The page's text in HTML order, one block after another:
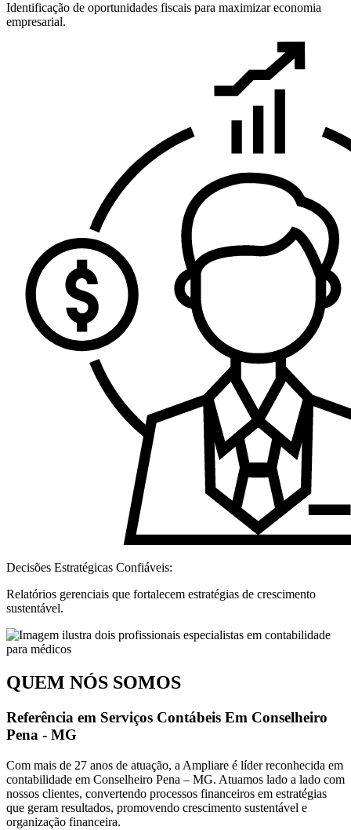
Identificação de oportunidades fiscais para maximizar economia
empresarial.
Decisões Estratégicas Confiáveis:
Relatórios gerenciais que fortalecem estratégias de crescimento
sustentável.
QUEM NÓS SOMOS
Referência em Serviços Contábeis Em Conselheiro
Pena - MG
Com mais de 27 anos de atuação, a Ampliare é líder reconhecida em
contabilidade em Conselheiro Pena – MG. Atuamos lado a lado com
nossos clientes, convertendo processos financeiros em estratégias
que geram resultados, promovendo crescimento sustentável e
organização financeira.